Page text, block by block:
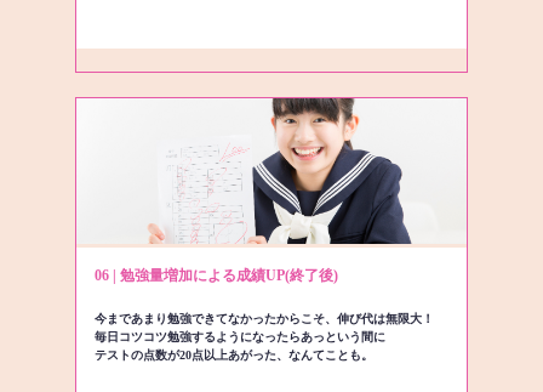
06 | 勉強量増加による成績UP(終了後)
今まであまり勉強できてなかったからこそ、伸び代は無限大！
毎日コツコツ勉強するようになったらあっという間に
テストの点数が20点以上あがった、なんてことも。